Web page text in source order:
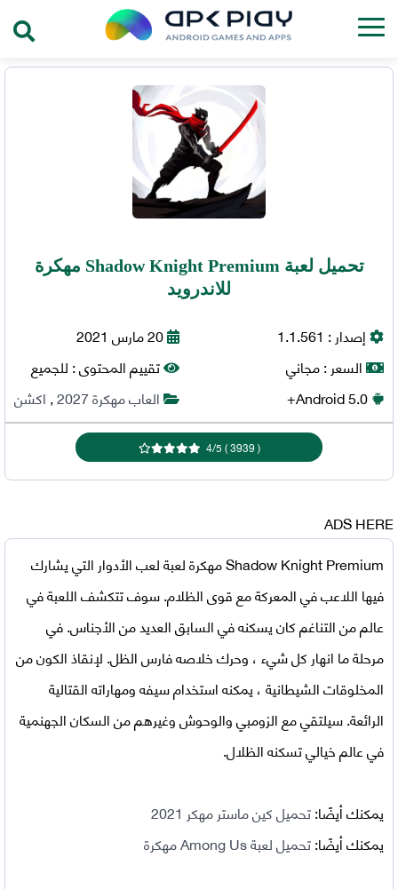
تحميل لعبة Shadow Knight Premium مهكرة
للاندرويد
إصدار : 1.1.561
السعر :مجاني
Android5.0+
20 مارس 2021
تقييم المحتوى :للجميع
العاب مهكرة 2027
,اكشن
(
3939
)
4/5
ADS HERE
Shadow Knight Premium مهكرة
لعبة لعب الأدوار التي يشارك
فيها اللاعب في المعركة مع قوى الظلام. سوف تتكشف اللعبة في
عالم من التناغم كان يسكنه في السابق العديد من الأجناس. في
مرحلة ما انهار كل شيء ، وحرك خلاصه فارس الظل. لإنقاذ الكون من
المخلوقات الشيطانية ، يمكنه استخدام سيفه ومهاراته القتالية
الرائعة. سيلتقي مع الزومبي والوحوش وغيرهم من السكان الجهنمية
في عالم خيالي تسكنه الظلال.
يمكنك أيضًا:تحميل كين ماستر مهكر 2021
يمكنك أيضًا:تحميل لعبة Among Us مهكرة